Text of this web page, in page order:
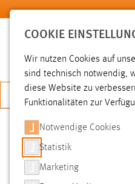
Zum Hauptinhalt springen
JETZT
SUCHE
FILTER
COOKIE
Wir nutzen Cookies auf
sind technisch notwendig,
diese Website zu
Funktionalitäten zur
Notwendige Cookies
Statistik
Marketing